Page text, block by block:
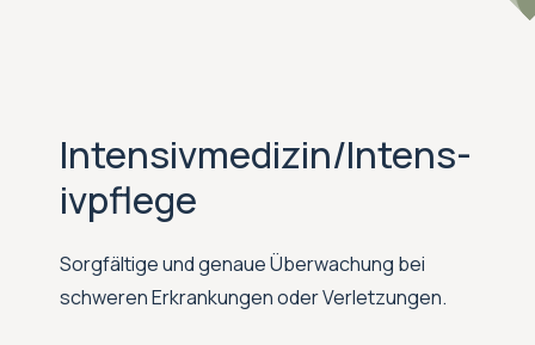
Intensivmedizin/Intens-
ivpflege
Sorgfältige und genaue Überwachung bei
schweren Erkrankungen oder Verletzungen.